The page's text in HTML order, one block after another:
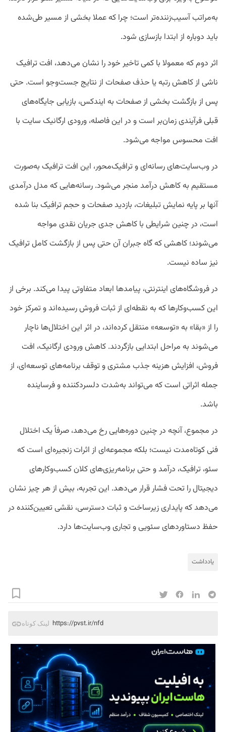
به‌مراتب آسیب‌زننده‌تر است؛ چرا که عملا بخشی از مسیر طی‌شده
باید دوباره از ابتدا بازسازی شود.
اثر دوم که معمولا با کمی تاخیر خود را نشان می‌دهد، افت ترافیک
ناشی از کاهش رتبه یا حذف صفحات از نتایج جست‌وجو است. حتی
پس از بازگشت بخشی از صفحات به ایندکس، بازیابی جایگاه‌های
قبلی فرآیندی زمان‌بر است و در این فاصله، ورودی ارگانیک سایت با
افت محسوس مواجه می‌شود.
در وب‌سایت‌های رسانه‌ای و ترافیک‌محور، این افت ترافیک به‌صورت
مستقیم به کاهش درآمد منجر می‌شود. رسانه‌هایی که مدل درآمدی
آنها بر پایه نمایش تبلیغات، بازدید صفحات و حجم ترافیک بنا شده
است، در چنین شرایطی با کاهش جدی جریان نقدی مواجه
می‌شوند؛ کاهشی که گاه جبران آن حتی پس از بازگشت کامل ترافیک
نیز ساده نیست.
در فروشگاه‌های اینترنتی، پیامدها ابعاد متفاوتی پیدا می‌کند. برخی از
این کسب‌وکارها که به نقطه‌ای از ثبات فروش رسیده‌اند و تمرکز خود
را از «بقا» به «توسعه» منتقل کرده‌اند، در اثر این اختلال‌ها ناچار
می‌شوند به مراحل ابتدایی بازگردند. کاهش ورودی ارگانیک، افت
فروش، افزایش هزینه جذب مشتری و توقف برنامه‌های توسعه‌ای، از
جمله اثراتی است که می‌تواند به‌شدت دلسردکننده و فرساینده
باشد.
در مجموع، آنچه در چنین دوره‌هایی رخ می‌دهد، صرفاً یک اختلال
فنی کوتاه‌مدت نیست؛ بلکه مجموعه‌ای از اثرات زنجیره‌ای است که
سئو، ترافیک، درآمد و حتی برنامه‌ریزی‌های کلان کسب‌وکارهای
دیجیتال را تحت فشار قرار می‌دهد. این تجربه، بیش از هر چیز نشان
می‌دهد که پایداری زیرساخت و ثبات دسترسی، نقشی تعیین‌کننده در
حفظ دستاوردهای سئویی و تجاری وب‌سایت‌ها دارد.
یادداشت
لینک کوتاه https://pvst.ir/nfd